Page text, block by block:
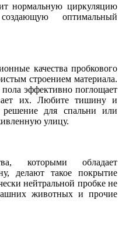
нормальную циркуляцию
оптимальный
качества пробкового
строением материала.
эффективно поглощает
их. Любите тишину и
для спальни или
улицу.
которыми обладает
делают такое покрытие
нейтральной пробке не
животных и прочие